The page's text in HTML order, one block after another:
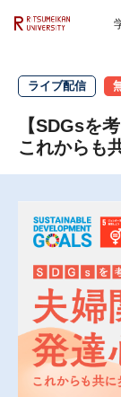
ライブ配信
【SDGsを
これからも